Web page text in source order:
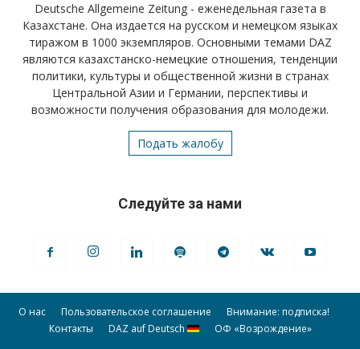
Deutsche Allgemeine Zeitung - еженедельная газета в
Казахстане. Она издается на русском и немецком языках
тиражом в 1000 экземпляров. Основными темами DAZ
являются казахстанско-немецкие отношения, тенденции
политики, культуры и общественной жизни в странах
Центральной Азии и Германии, перспективы и
возможности получения образования для молодежи.
Подать жалобу
Следуйте за нами
О нас Пользовательское соглашение
Внимание: подписка!
Контакты
DAZ auf Deutsch ОФ «Возрождение»